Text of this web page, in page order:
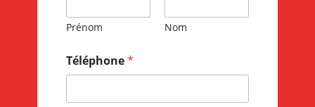
Prénom Nom
Téléphone*